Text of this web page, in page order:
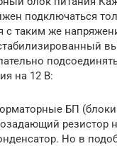
подключаться
с таким же
на 12 В:
БП
резистор
Но в